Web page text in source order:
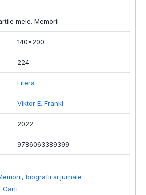
mele. Memorii
140x200
224
Litera
Viktor E. Frankl
2022
9786063389399
biografii si jurnale
Carti